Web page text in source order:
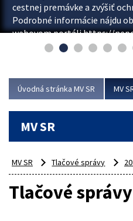
cestnej premávke a zvýšiť
Podrobné informácie nájdu
webovom portáli https://
ktorom od augusta pribudne
Úvodná stránka MV SR MV
MV SR
MV SR Tlačové správy
Tlačové správy